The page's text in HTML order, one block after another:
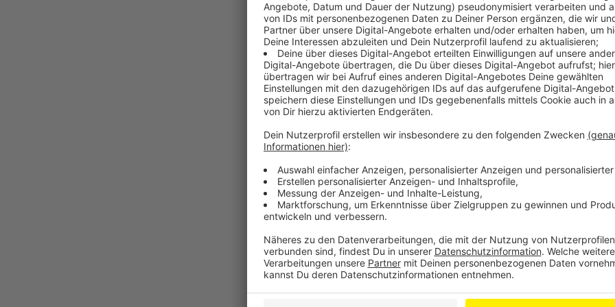
Anzeige
An Heiligabend gibt es nur eine Kleinigkeit, am 1.
lecker im Hause Lichter. Das hat Horst Lichter
Potting geht es aber nicht unbedingt nur um das
neue Buch, das Horst Lichter auf den Markt
Eine Bedeutung haben dabei die beiden
warum er diesen Titel gewählt hat und worum es in
Anzeige
Laura Potting
Im Interview: Horst Lichter spricht über sein